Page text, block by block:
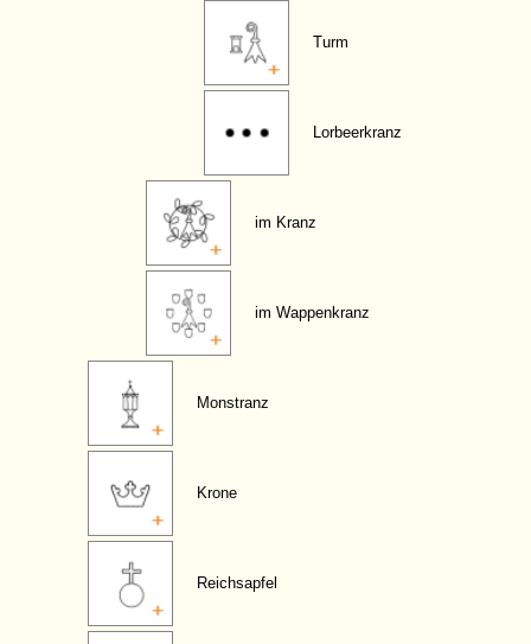
Turm
Lorbeerkranz
im Kranz
im Wappenkranz
Monstranz
Krone
Reichsapfel